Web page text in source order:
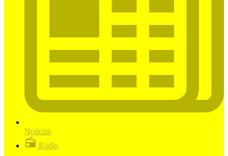
Notícias
Rádio